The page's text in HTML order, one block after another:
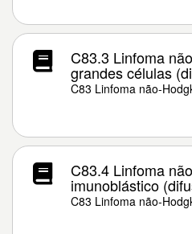
C83.3 Linfoma
grandes células
C83 Linfoma não-
C83.4 Linfoma
imunoblástico
C83 Linfoma não-